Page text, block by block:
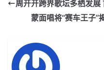
b
o
k
ei
o
A
周开开跨界歌坛多栖发
蒙面唱将“赛车王子”